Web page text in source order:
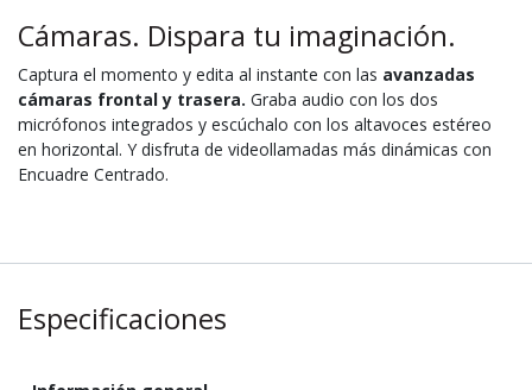
Cámaras. Dispara tu imaginación.
Captura el momento y edita al instante con las avanzadas
cámaras frontal y trasera. Graba audio con los dos
micrófonos integrados y escúchalo con los altavoces estéreo
en horizontal. Y disfruta de videollamadas más dinámicas con
Encuadre Centrado.
Especificaciones